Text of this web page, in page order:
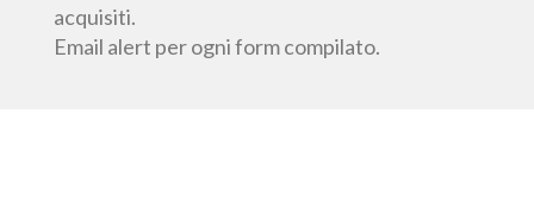
acquisiti.
Email alert per ogni form compilato.